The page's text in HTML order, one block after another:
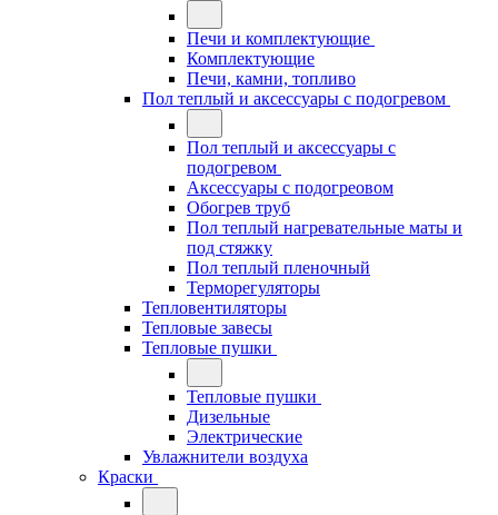
Печи и комплектующие
Комплектующие
Печи, камни, топливо
Пол теплый и аксессуары с подогревом
Пол теплый и аксессуары с
подогревом
Аксессуары с подогреовом
Обогрев труб
Пол теплый нагревательные маты и
под стяжку
Пол теплый пленочный
Терморегуляторы
Тепловентиляторы
Тепловые завесы
Тепловые пушки
Тепловые пушки
Дизельные
Электрические
Увлажнители воздуха
Краски